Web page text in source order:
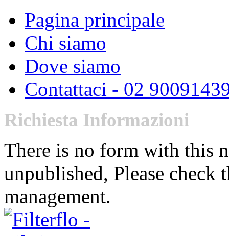
Pagina principale
Chi siamo
Dove siamo
Contattaci - 02
Richiesta Informazioni
There is no form with this
unpublished, Please check
management.